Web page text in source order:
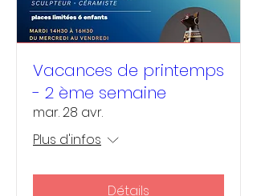
Vacances de printemps
- 2 ème semaine
mar. 28 avr.
Plus d'infos
Détails